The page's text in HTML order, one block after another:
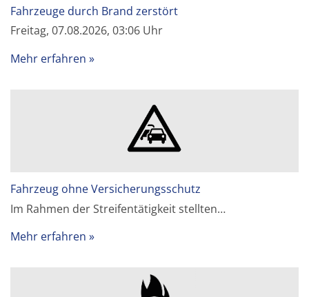
Fahrzeuge durch Brand zerstört
Freitag, 07.08.2026, 03:06 Uhr
Mehr erfahren
Fahrzeug ohne Versicherungsschutz
Im Rahmen der Streifentätigkeit stellten…
Mehr erfahren